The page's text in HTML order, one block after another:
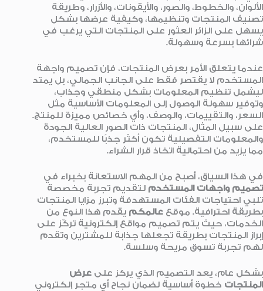
الألوان، والخطوط، والصور، والأيقونات، والأزرار، وطريقة
تصنيف المنتجات وتنظيمها، وكيفية عرضها بشكل
يسهل على الزائر العثور على المنتجات التي يرغب في
شرائها بسرعة وسهولة.
عندما يتعلق الأمر بعرض المنتجات، فإن تصميم واجهة
المستخدم لا يقتصر فقط على الجانب الجمالي، بل يمتد
ليشمل تنظيم المعلومات بشكل منطقي وجذاب،
وتوفير سهولة الوصول إلى المعلومات الأساسية مثل
السعر، والتقييمات، والوصف، وأي خصائص مميزة للمنتج.
على سبيل المثال، المنتجات ذات الصور العالية الجودة
والمعلومات التفصيلية تكون أكثر جذبًا للمستخدم،
مما يزيد من احتمالية اتخاذ قرار الشراء.
في هذا السياق، أصبح من المهم الاستعانة بخبراء في
تصميم واجهات المستخدم لتقديم تجربة مخصصة
تلبي احتياجات الفئات المستهدفة وتبرز مزايا المنتجات
بطريقة احترافية. موقع عالمكم يقدم هذا النوع من
الخدمات، حيث يتم تصميم مواقع إلكترونية تركّز على
إبراز المنتجات بطريقة تجعلها جذابة للمشترين وتقدم
لهم تجربة تسوق مريحة وسلسة.
بشكل عام، يعد التصميم الذي يركز على عرض
المنتجات خطوة أساسية لضمان نجاح أي متجر إلكتروني